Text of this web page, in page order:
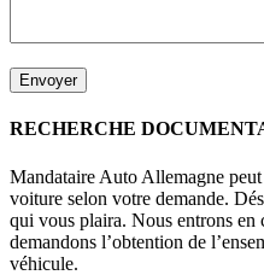
RECHERCHE
Mandataire Auto Allemagne
voiture selon votre demande.
qui vous plaira. Nous entrons en
demandons l’obtention de
véhicule.